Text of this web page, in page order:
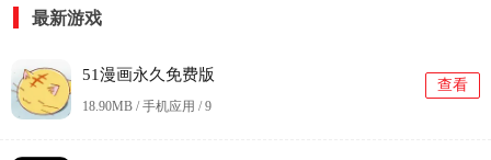
最新游戏
51漫画永久免费版
18.90MB / 手机应用 /9
查看